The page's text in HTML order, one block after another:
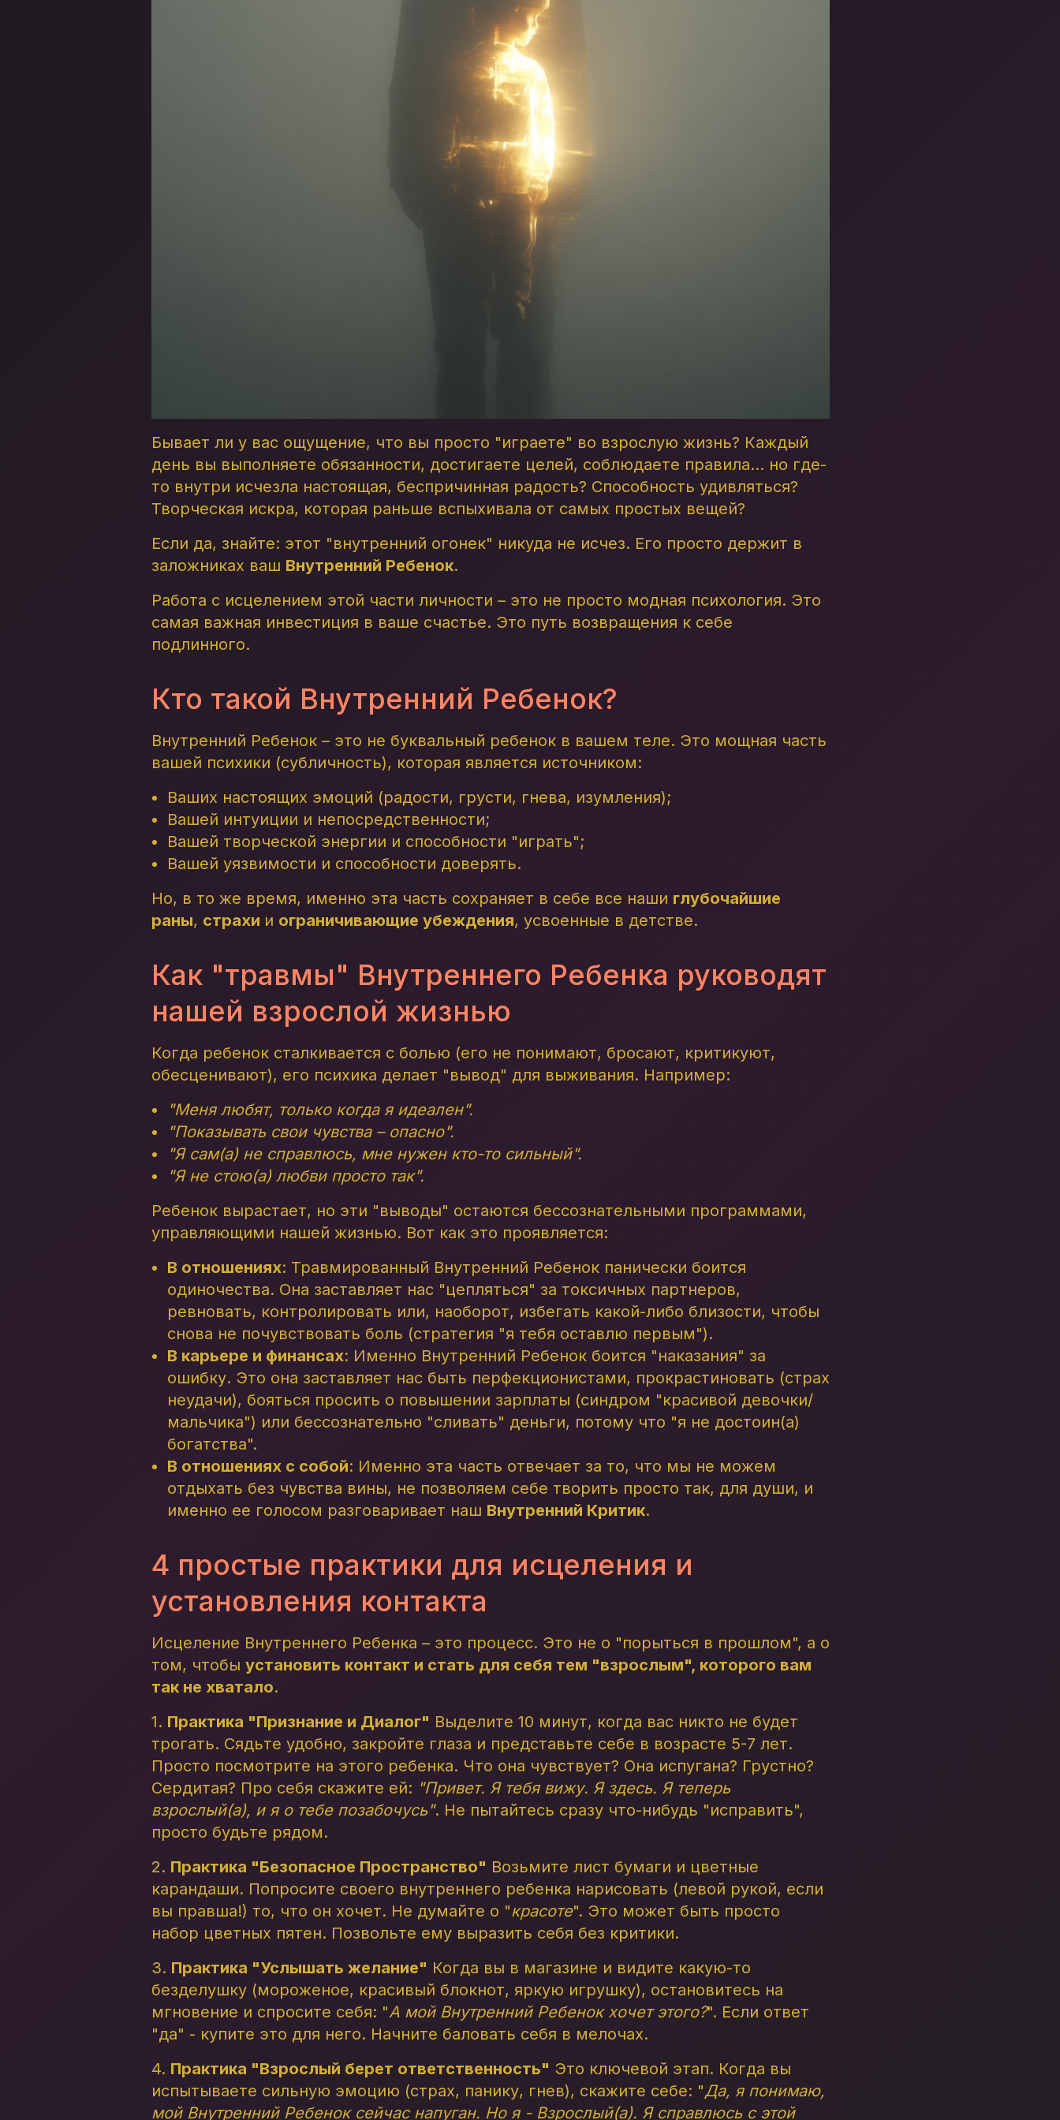
Бывает ли у вас ощущение, что вы просто "играете" во взрослую жизнь? Каждый
день вы выполняете обязанности, достигаете целей, соблюдаете правила... но где-
то внутри исчезла настоящая, беспричинная радость? Способность удивляться?
Творческая искра, которая раньше вспыхивала от самых простых вещей?
Если да, знайте: этот "внутренний огонек" никуда не исчез. Его просто держит в
заложниках ваш Внутренний Ребенок.
Работа с исцелением этой части личности – это не просто модная психология. Это
самая важная инвестиция в ваше счастье. Это путь возвращения к себе
подлинного.
Кто такой Внутренний Ребенок?
Внутренний Ребенок – это не буквальный ребенок в вашем теле. Это мощная часть
вашей психики (субличность), которая является источником:
Ваших настоящих эмоций (радости, грусти, гнева, изумления);
Вашей интуиции и непосредственности;
Вашей творческой энергии и способности "играть";
Вашей уязвимости и способности доверять.
Но, в то же время, именно эта часть сохраняет в себе все наши глубочайшие
раны, страхи и ограничивающие убеждения, усвоенные в детстве.
Как "травмы" Внутреннего Ребенка руководят
нашей взрослой жизнью
Когда ребенок сталкивается с болью (его не понимают, бросают, критикуют,
обесценивают), его психика делает "вывод" для выживания. Например:
"Меня любят, только когда я идеален".
"Показывать свои чувства – опасно".
"Я сам(а) не справлюсь, мне нужен кто-то сильный".
"Я не стою(а) любви просто так".
Ребенок вырастает, но эти "выводы" остаются бессознательными программами,
управляющими нашей жизнью. Вот как это проявляется:
В отношениях: Травмированный Внутренний Ребенок панически боится
одиночества. Она заставляет нас "цепляться" за токсичных партнеров,
ревновать, контролировать или, наоборот, избегать какой-либо близости, чтобы
снова не почувствовать боль (стратегия "я тебя оставлю первым").
В карьере и финансах: Именно Внутренний Ребенок боится "наказания" за
ошибку. Это она заставляет нас быть перфекционистами, прокрастиновать (страх
неудачи), бояться просить о повышении зарплаты (синдром "красивой девочки/
мальчика") или бессознательно "сливать" деньги, потому что "я не достоин(а)
богатства".
В отношениях с собой: Именно эта часть отвечает за то, что мы не можем
отдыхать без чувства вины, не позволяем себе творить просто так, для души, и
именно ее голосом разговаривает наш Внутренний Критик.
4 простые практики для исцеления и
установления контакта
Исцеление Внутреннего Ребенка – это процесс. Это не о "порыться в прошлом", а о
том, чтобы установить контакт и стать для себя тем "взрослым", которого вам
так не хватало.
1. Практика "Признание и Диалог" Выделите 10 минут, когда вас никто не будет
трогать. Сядьте удобно, закройте глаза и представьте себе в возрасте 5-7 лет.
Просто посмотрите на этого ребенка. Что она чувствует? Она испугана? Грустно?
Сердитая? Про себя скажите ей: "Привет. Я тебя вижу. Я здесь. Я теперь
взрослый(а), и я о тебе позабочусь". Не пытайтесь сразу что-нибудь "исправить",
просто будьте рядом.
2. Практика "Безопасное Пространство" Возьмите лист бумаги и цветные
карандаши. Попросите своего внутреннего ребенка нарисовать (левой рукой, если
вы правша!) то, что он хочет. Не думайте о "красоте". Это может быть просто
набор цветных пятен. Позвольте ему выразить себя без критики.
3. Практика "Услышать желание" Когда вы в магазине и видите какую-то
безделушку (мороженое, красивый блокнот, яркую игрушку), остановитесь на
мгновение и спросите себя: "А мой Внутренний Ребенок хочет этого?". Если ответ
"да" - купите это для него. Начните баловать себя в мелочах.
4. Практика "Взрослый берет ответственность" Это ключевой этап. Когда вы
испытываете сильную эмоцию (страх, панику, гнев), скажите себе: "Да, я понимаю,
мой Внутренний Ребенок сейчас напуган. Но я - Взрослый(а). Я справлюсь с этой